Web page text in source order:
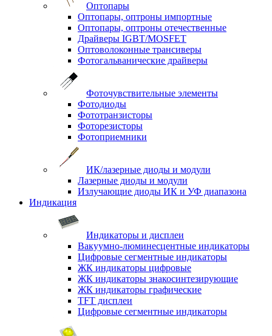
Оптопары
Оптопары, оптроны импортные
Оптопары, оптроны отечественные
Драйверы IGBT/MOSFET
Оптоволоконные трансиверы
Фотогальванические драйверы
Фоточувствительные элементы
Фотодиоды
Фототранзисторы
Фоторезисторы
Фотоприемники
ИК/лазерные диоды и модули
Лазерные диоды и модули
Излучающие диоды ИК и УФ диапазона
Индикация
Индикаторы и дисплеи
Вакуумно-люминесцентные индикаторы
Цифровые сегментные индикаторы
ЖК индикаторы цифровые
ЖК индикаторы знакосинтезирующие
ЖК индикаторы графические
TFT дисплеи
Цифровые сегментные индикаторы